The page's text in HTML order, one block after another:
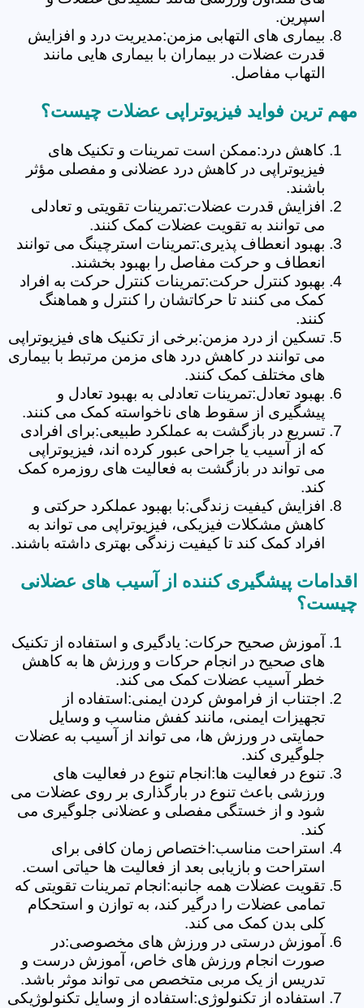
اسپرین.
بیماری های التهابی مزمن:مدیریت درد و افزایش
قدرت عضلات در بیماران با بیماری هایی مانند
التهاب مفاصل.
مهم ترین فواید فیزیوتراپی عضلات چیست؟
کاهش درد:ممکن است تمرینات و تکنیک های
فیزیوتراپی در کاهش درد عضلانی و مفصلی مؤثر
باشند.
افزایش قدرت عضلات:تمرینات تقویتی و تعادلی
می توانند به تقویت عضلات کمک کنند.
بهبود انعطاف پذیری:تمرینات استرچینگ می توانند
انعطاف و حرکت مفاصل را بهبود بخشند.
بهبود کنترل حرکت:تمرینات کنترل حرکت به افراد
کمک می کنند تا حرکاتشان را کنترل و هماهنگ
کنند.
تسکین از درد مزمن:برخی از تکنیک های فیزیوتراپی
می توانند در کاهش درد های مزمن مرتبط با بیماری
های مختلف کمک کنند.
بهبود تعادل:تمرینات تعادلی به بهبود تعادل و
پیشگیری از سقوط های ناخواسته کمک می کنند.
تسریع در بازگشت به عملکرد طبیعی:برای افرادی
که از آسیب یا جراحی عبور کرده اند، فیزیوتراپی
می تواند در بازگشت به فعالیت های روزمره کمک
کند.
افزایش کیفیت زندگی:با بهبود عملکرد حرکتی و
کاهش مشکلات فیزیکی، فیزیوتراپی می تواند به
افراد کمک کند تا کیفیت زندگی بهتری داشته باشند.
اقدامات پیشگیری کننده از آسیب های عضلانی
چیست؟
آموزش صحیح حرکات: یادگیری و استفاده از تکنیک
های صحیح در انجام حرکات و ورزش ها به کاهش
خطر آسیب عضلات کمک می کند.
اجتناب از فراموش کردن ایمنی:استفاده از
تجهیزات ایمنی، مانند کفش مناسب و وسایل
حمایتی در ورزش ها، می تواند از آسیب به عضلات
جلوگیری کند.
تنوع در فعالیت ها:انجام تنوع در فعالیت های
ورزشی باعث تنوع در بارگذاری بر روی عضلات می
شود و از خستگی مفصلی و عضلانی جلوگیری می
کند.
استراحت مناسب:اختصاص زمان کافی برای
استراحت و بازیابی بعد از فعالیت ها حیاتی است.
تقویت عضلات همه جانبه:انجام تمرینات تقویتی که
تمامی عضلات را درگیر کند، به توازن و استحکام
کلی بدن کمک می کند.
آموزش درستی در ورزش های مخصوصی:در
صورت انجام ورزش های خاص، آموزش درست و
تدریس از یک مربی متخصص می تواند موثر باشد.
استفاده از تکنولوژی:استفاده از وسایل تکنولوژیکی